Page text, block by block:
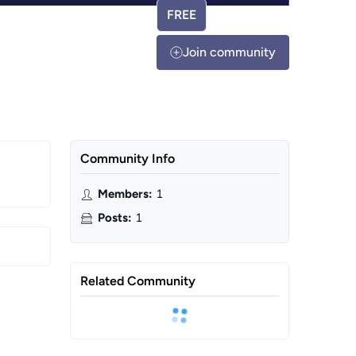
FREE
Join community
Community Info
Members: 1
Posts: 1
Related Community